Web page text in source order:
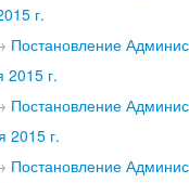
г.
Постановление
2015 г.
Постановление
2015 г.
Постановление